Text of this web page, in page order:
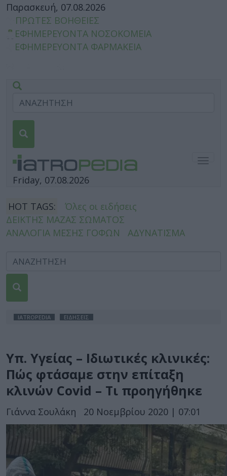
Παρασκευή, 07.08.2026
ΠΡΩΤΕΣ ΒΟΗΘΕΙΕΣ
ΕΦΗΜΕΡΕΥΟΝΤΑ ΝΟΣΟΚΟΜΕΙΑ
ΕΦΗΜΕΡΕΥΟΝΤΑ ΦΑΡΜΑΚΕΙΑ
Friday, 07.08.2026
HOT TAGS:
Όλες οι ειδήσεις
ΔΕΙΚΤΗΣ ΜΑΖΑΣ ΣΩΜΑΤΟΣ
ΑΝΑΛΟΓΙΑ ΜΕΣΗΣ ΓΟΦΩΝ
ΑΔΥΝΑΤΙΣΜΑ
IATROPEDIA ΕΙΔΗΣΕΙΣ
Υπ. Υγείας – Ιδιωτικές κλινικές:
Πώς φτάσαμε στην επίταξη
κλινών Covid – Τι προηγήθηκε
Γιάννα Σουλάκη 20 Νοεμβρίου 2020 | 07:01